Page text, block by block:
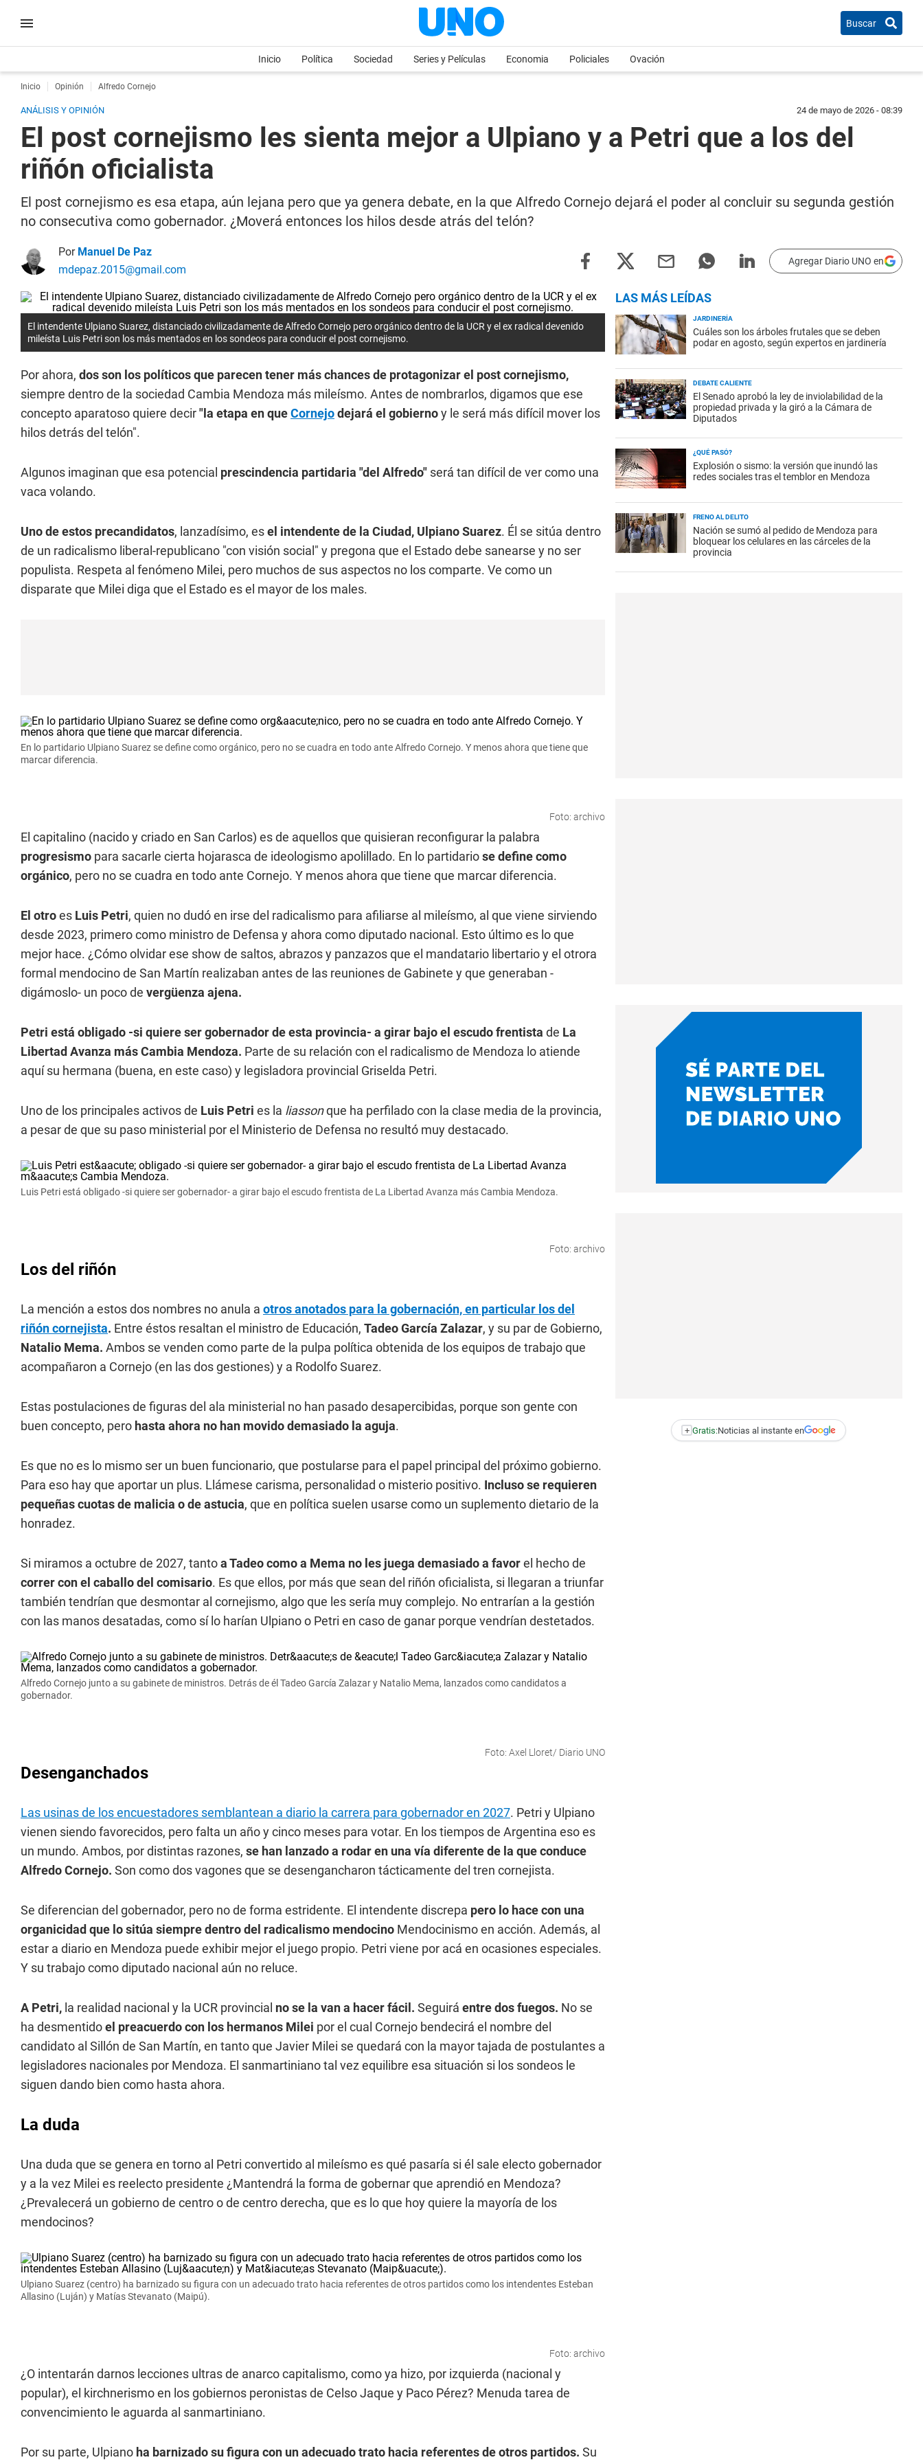
Buscar
Inicio Política Sociedad Series y Películas Economia Policiales Ovación
Inicio Opinión Alfredo Cornejo
ANÁLISIS Y OPINIÓN 24 de mayo de 2026 - 08:39
El post cornejismo les sienta mejor a Ulpiano y a Petri que a los del
riñón oficialista
El post cornejismo es esa etapa, aún lejana pero que ya genera debate, en la que Alfredo Cornejo dejará el poder al concluir su segunda gestión
no consecutiva como gobernador. ¿Moverá entonces los hilos desde atrás del telón?
Por Manuel De Paz
mdepaz.2015@gmail.com
Agregar Diario UNO en
El intendente Ulpiano Suarez, distanciado civilizadamente de Alfredo Cornejo pero orgánico dentro de la UCR y el ex radical devenido
mileísta Luis Petri son los más mentados en los sondeos para conducir el post cornejismo.
Por ahora, dos son los políticos que parecen tener más chances de protagonizarel post cornejismo,
siempre dentro de la sociedad Cambia Mendoza más mileísmo. Antes de nombrarlos, digamos que ese
concepto aparatoso quiere decir"la etapa en queCornejodejará el gobiernoy le será más difícil mover los
hilos detrás del telón".
Algunos imaginan que esa potencial prescindencia partidaria "del Alfredo" será tan difícil de ver como una
vaca volando.
Uno de estos precandidatos, lanzadísimo, esel intendente de la Ciudad, Ulpiano Suarez. Él se sitúa dentro
de un radicalismo liberal-republicano "con visión social" y pregona que el Estado debe sanearse y no ser
populista. Respeta al fenómeno Milei, pero muchos de sus aspectos no los comparte. Ve como un
disparate que Milei diga que el Estado es el mayor de los males.
En lo partidario Ulpiano Suarez se define como orgánico, pero no se cuadra en todo ante Alfredo Cornejo. Y menos ahora que tiene que
marcar diferencia.
Foto: archivo
El capitalino (nacido y criado en San Carlos) es de aquellos que quisieran reconfigurar la palabra
progresismo para sacarle cierta hojarasca de ideologismo apolillado. En lo partidariose define como
orgánico, pero no se cuadra en todo ante Cornejo. Y menos ahora que tiene que marcar diferencia.
El otroes Luis Petri, quien no dudó en irse del radicalismo para afiliarse al mileísmo, al que viene sirviendo
desde 2023, primero como ministro de Defensa y ahora como diputado nacional. Esto último es lo que
mejor hace. ¿Cómo olvidar ese show de saltos, abrazos y panzazos que el mandatario libertario y el otrora
formal mendocino de San Martín realizaban antes de las reuniones de Gabinete y que generaban -
digámoslo- un poco de vergüenza ajena.
Petri está obligado -si quiere ser gobernador de esta provincia- a girar bajo el escudo frentista de La
Libertad Avanza más Cambia Mendoza. Parte de su relación con el radicalismo de Mendoza lo atiende
aquí su hermana (buena, en este caso) y legisladora provincial Griselda Petri.
Uno de los principales activos de Luis Petri es la liassonque ha perfilado con la clase media de la provincia,
a pesar de que su paso ministerial por el Ministerio de Defensa no resultó muy destacado.
Luis Petri está obligado -si quiere ser gobernador- a girar bajo el escudo frentista de La Libertad Avanza más Cambia Mendoza.
Foto: archivo
Los del riñón
La mención a estos dos nombres no anula a otros anotados para la gobernación, en particular los del
riñón cornejista. Entre éstos resaltan el ministro de Educación, Tadeo García Zalazar, y su par de Gobierno,
Natalio Mema. Ambos se venden como parte de la pulpa política obtenida de los equipos de trabajo que
acompañaron a Cornejo (en las dos gestiones) y a Rodolfo Suarez.
Estas postulaciones de figuras del ala ministerial no han pasado desapercibidas, porque son gente con
buen concepto, pero hasta ahora no han movido demasiado la aguja.
Es que no es lo mismo ser un buen funcionario, que postularse para el papel principal del próximo gobierno.
Para eso hay que aportar un plus. Llámese carisma, personalidad o misterio positivo. Incluso se requieren
pequeñas cuotas de malicia o de astucia, que en política suelen usarse como un suplemento dietario de la
honradez.
Si miramos a octubre de 2027, tantoa Tadeo como a Mema no les juega demasiado a favorel hecho de
correr con el caballo del comisario. Es que ellos, por más que sean del riñón oficialista, si llegaran a triunfar
también tendrían que desmontar al cornejismo, algo que les sería muy complejo. No entrarían a la gestión
con las manos desatadas, como sí lo harían Ulpiano o Petri en caso de ganar porque vendrían destetados.
Alfredo Cornejo junto a su gabinete de ministros. Detrás de él Tadeo García Zalazar y Natalio Mema, lanzados como candidatos a
gobernador.
Foto: Axel Lloret/ Diario UNO
Desenganchados
Las usinas de los encuestadores semblantean a diario la carrera para gobernador en 2027. Petri y Ulpiano
vienen siendo favorecidos, pero falta un año y cinco meses para votar. En los tiempos de Argentina eso es
un mundo. Ambos, por distintas razones, se han lanzado a rodar en una vía diferente de la que conduce
Alfredo Cornejo. Son como dos vagones que se desengancharon tácticamente del tren cornejista.
Se diferencian del gobernador, pero no de forma estridente. El intendente discrepa pero lo hace con una
organicidad que lo sitúa siempre dentro del radicalismo mendocino Mendocinismo en acción. Además, al
estar a diario en Mendoza puede exhibir mejor el juego propio. Petri viene por acá en ocasiones especiales.
Y su trabajo como diputado nacional aún no reluce.
A Petri, la realidad nacional y la UCR provincial no se la van a hacer fácil. Seguirá entre dos fuegos. No se
ha desmentidoel preacuerdo con los hermanos Milei por el cual Cornejo bendecirá el nombre del
candidato al Sillón de San Martín, en tanto que Javier Milei se quedará con la mayor tajada de postulantes a
legisladores nacionales por Mendoza. El sanmartiniano tal vez equilibre esa situación si los sondeos le
siguen dando bien como hasta ahora.
La duda
Una duda que se genera en torno al Petri convertido al mileísmo es qué pasaría si él sale electo gobernador
y a la vez Milei es reelecto presidente ¿Mantendrá la forma de gobernar que aprendió en Mendoza?
¿Prevalecerá un gobierno de centro o de centro derecha, que es lo que hoy quiere la mayoría de los
mendocinos?
Ulpiano Suarez (centro) ha barnizado su figura con un adecuado trato hacia referentes de otros partidos como los intendentes Esteban
Allasino (Luján) y Matías Stevanato (Maipú).
Foto: archivo
¿O intentarán darnos lecciones ultras de anarco capitalismo, como ya hizo, por izquierda (nacional y
popular), el kirchnerismo en los gobiernos peronistas de Celso Jaque y Paco Pérez? Menuda tarea de
convencimiento le aguarda al sanmartiniano.
Por su parte, Ulpiano ha barnizado su figura con un adecuado trato hacia referentes de otros partidos. Su
LAS MÁS LEÍDAS
JARDINERÍA
Cuáles son los árboles frutales que se deben
podar en agosto, según expertos en jardinería
DEBATE CALIENTE
El Senado aprobó la ley de inviolabilidad de la
propiedad privada y la giró a la Cámara de
Diputados
¿QUÉ PASÓ?
Explosión o sismo: la versión que inundó las
redes sociales tras el temblor en Mendoza
FRENO AL DELITO
Nación se sumó al pedido de Mendoza para
bloquear los celulares en las cárceles de la
provincia
+ Gratis:Noticias al instante en